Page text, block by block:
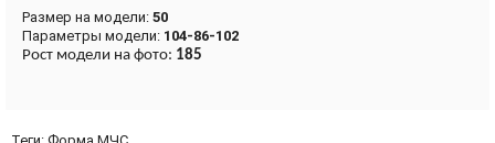
Размер на модели: 50
Параметры модели: 104-86-102
Рост модели на фото: 185